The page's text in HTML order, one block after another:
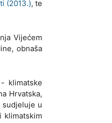
(2013.), te
Vijećem
obnaša
klimatske
Hrvatska,
sudjeluje u
klimatskim